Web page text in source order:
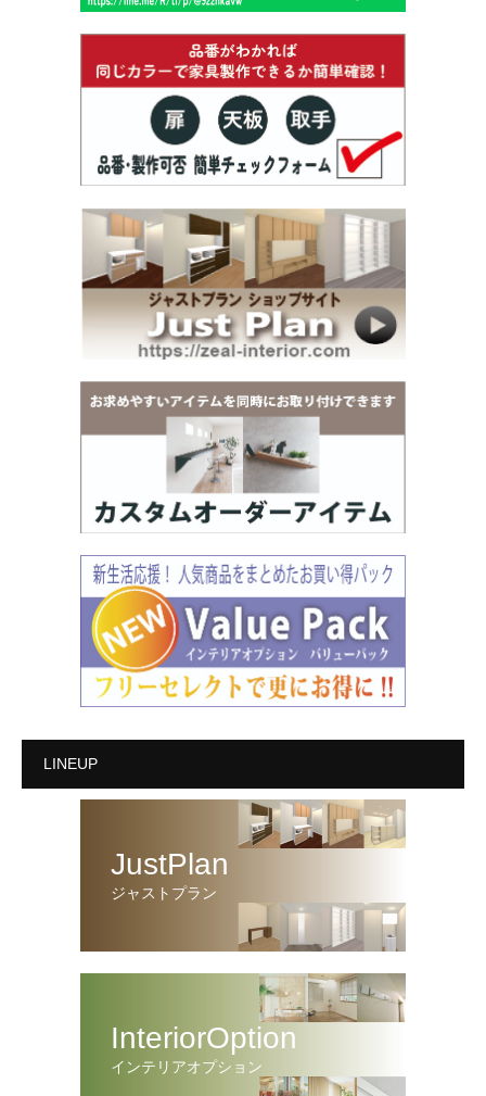
LINEUP
JustPlan
ジャストプラン
InteriorOption
インテリアオプション